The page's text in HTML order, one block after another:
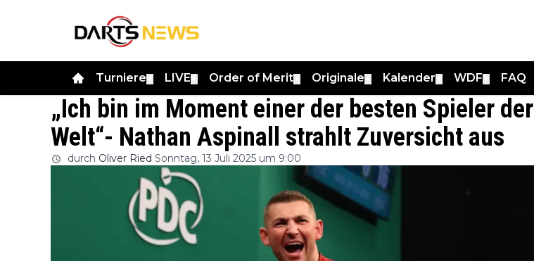
Turniere LIVE Order of Merit Originale Kalender WDF FAQ
„Ich bin im Moment einer der besten Spieler der
Welt“- Nathan Aspinall strahlt Zuversicht aus
durch Oliver Ried Sonntag, 13 Juli 2025 um 9:00